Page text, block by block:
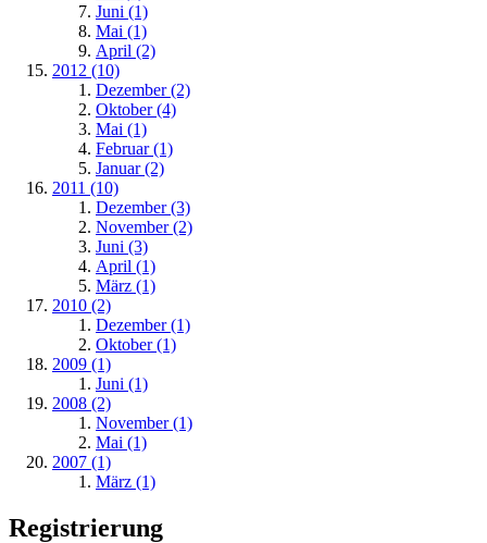
Juni (1)
Mai (1)
April (2)
2012 (10)
Dezember (2)
Oktober (4)
Mai (1)
Februar (1)
Januar (2)
2011 (10)
Dezember (3)
November (2)
Juni (3)
April (1)
März (1)
2010 (2)
Dezember (1)
Oktober (1)
2009 (1)
Juni (1)
2008 (2)
November (1)
Mai (1)
2007 (1)
März (1)
Registrierung